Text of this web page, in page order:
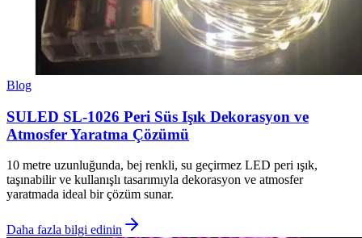
Blog
SULED SL-1026 Peri Süs Işık Dekorasyon ve
Atmosfer Yaratma Çözümü
10 metre uzunluğunda, bej renkli, su geçirmez LED peri ışık,
taşınabilir ve kullanışlı tasarımıyla dekorasyon ve atmosfer
yaratmada ideal bir çözüm sunar.
Daha fazla bilgi edinin